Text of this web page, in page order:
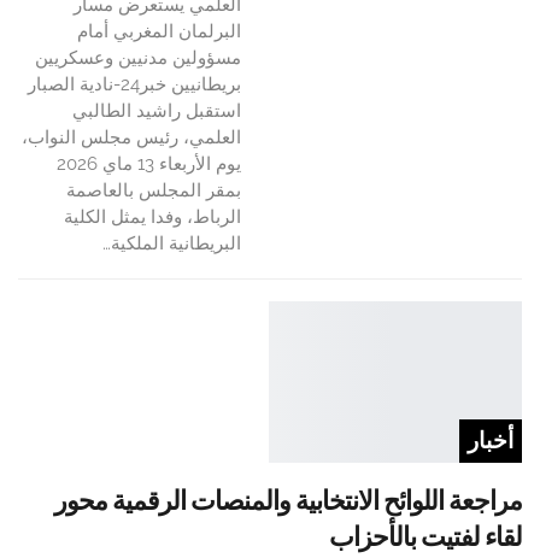
العلمي يستعرض مسار
البرلمان المغربي أمام
مسؤولين مدنيين وعسكريين
بريطانيين خبر24-نادية الصبار
استقبل راشيد الطالبي
العلمي، رئيس مجلس النواب،
يوم الأربعاء 13 ماي 2026
بمقر المجلس بالعاصمة
الرباط، وفدا يمثل الكلية
البريطانية الملكية…
أخبار
مراجعة اللوائح الانتخابية والمنصات الرقمية محور
لقاء لفتيت بالأحزاب